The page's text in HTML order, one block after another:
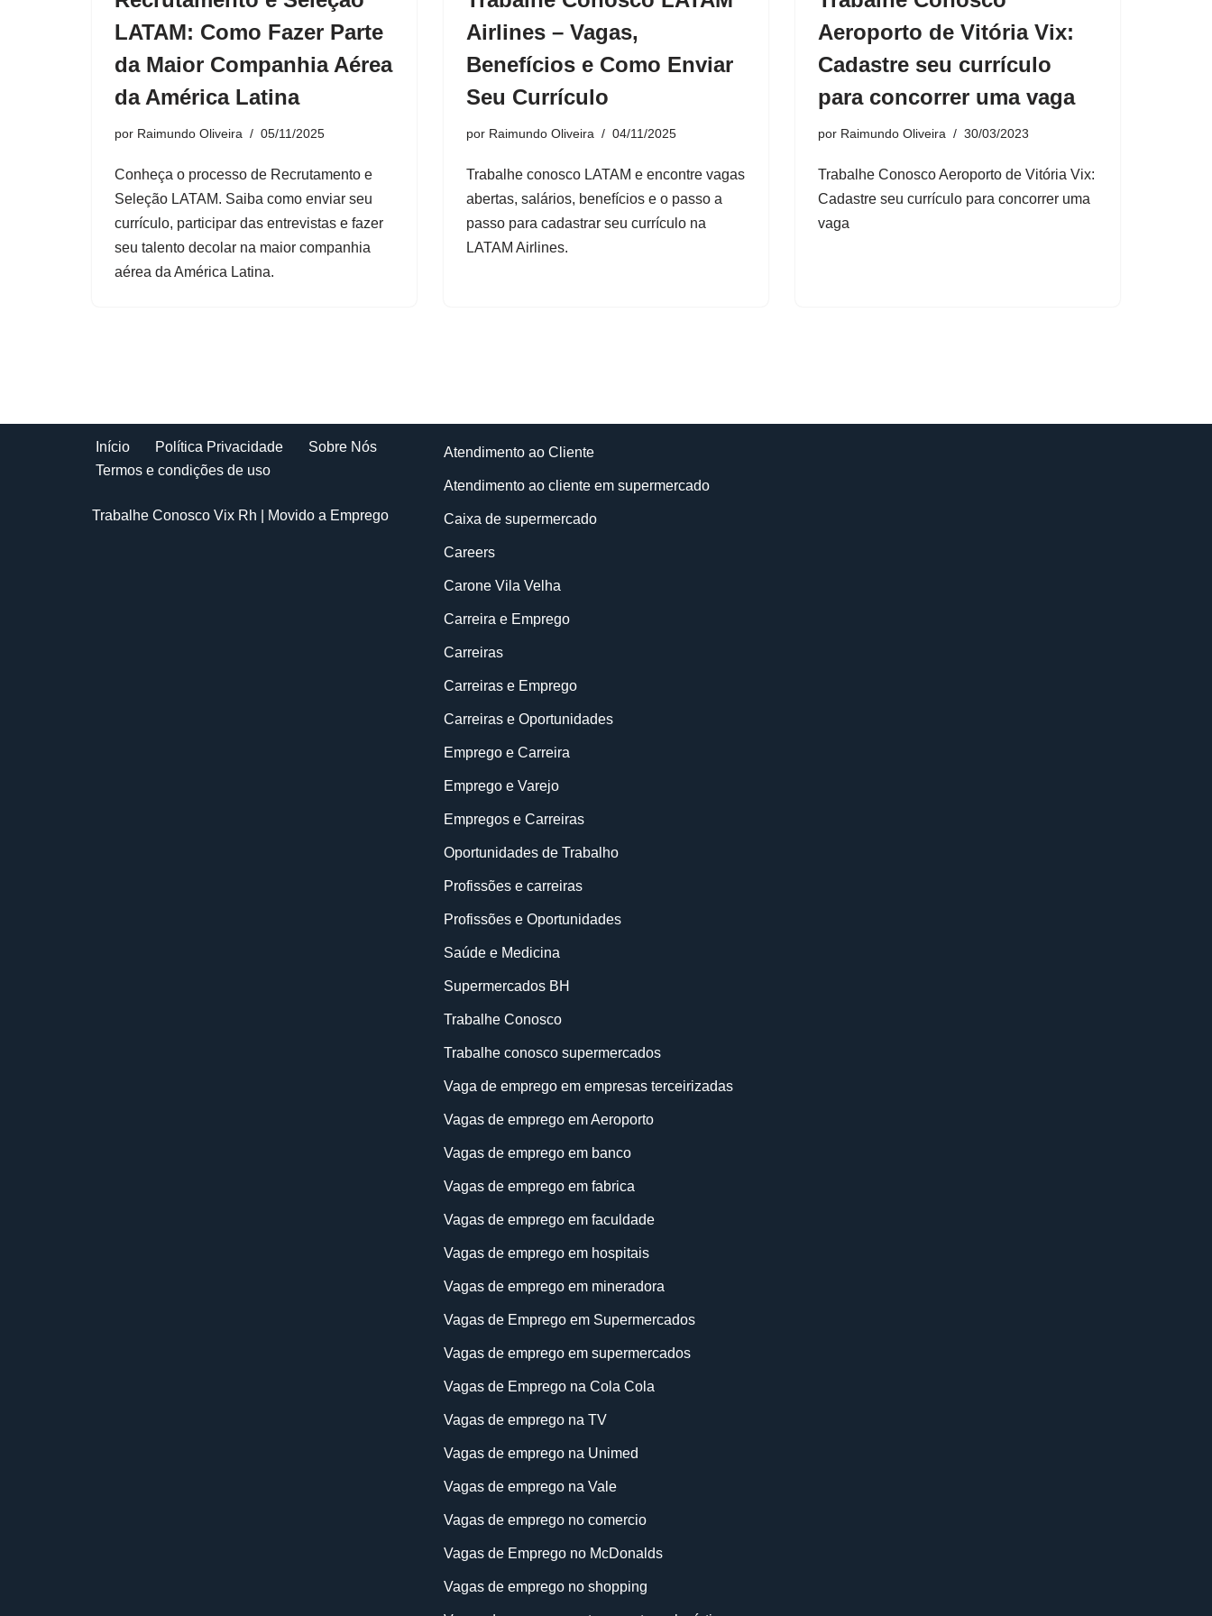
LATAM: Como Fazer Parte
da Maior Companhia Aérea
da América Latina
por Raimundo Oliveira 05/11/2025
Conheça o processo de Recrutamento e
Seleção LATAM. Saiba como enviar seu
currículo, participar das entrevistas e fazer
seu talento decolar na maior companhia
aérea da América Latina.
Airlines – Vagas,
Benefícios e Como Enviar
Seu Currículo
por Raimundo Oliveira 04/11/2025
Trabalhe conosco LATAM e encontre vagas
abertas, salários, benefícios e o passo a
passo para cadastrar seu currículo na
LATAM Airlines.
Aeroporto de Vitória Vix:
Cadastre seu currículo
para concorrer uma vaga
por Raimundo Oliveira 30/03/2023
Trabalhe Conosco Aeroporto de Vitória Vix:
Cadastre seu currículo para concorrer uma
vaga
Início Política Privacidade
Sobre Nós
Termos e condições de uso
Trabalhe Conosco Vix Rh | Movido a Emprego
Atendimento ao Cliente
Atendimento ao cliente em supermercado
Caixa de supermercado
Careers
Carone Vila Velha
Carreira e Emprego
Carreiras
Carreiras e Emprego
Carreiras e Oportunidades
Emprego e Carreira
Emprego e Varejo
Empregos e Carreiras
Oportunidades de Trabalho
Profissões e carreiras
Profissões e Oportunidades
Saúde e Medicina
Supermercados BH
Trabalhe Conosco
Trabalhe conosco supermercados
Vaga de emprego em empresas terceirizadas
Vagas de emprego em Aeroporto
Vagas de emprego em banco
Vagas de emprego em fabrica
Vagas de emprego em faculdade
Vagas de emprego em hospitais
Vagas de emprego em mineradora
Vagas de Emprego em Supermercados
Vagas de emprego em supermercados
Vagas de Emprego na Cola Cola
Vagas de emprego na TV
Vagas de emprego na Unimed
Vagas de emprego na Vale
Vagas de emprego no comercio
Vagas de Emprego no McDonalds
Vagas de emprego no shopping